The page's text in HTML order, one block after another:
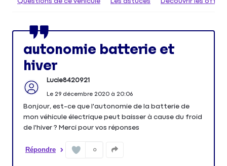
autonomie batterie et
hiver
Lucie8420921
Le 29 décembre 2020à 20:06
Bonjour, est-ce que l'autonomie de la batterie de
mon véhicule électrique peut baisser à cause du froid
de l'hiver ? Merci pour vos réponses
Répondre 0